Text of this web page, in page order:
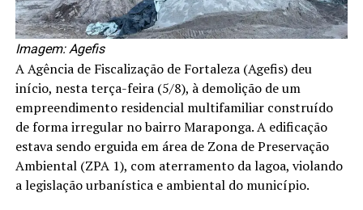
Imagem: Agefis
A Agência de Fiscalização de Fortaleza (Agefis) deu
início, nesta terça-feira (5/8), à demolição de um
empreendimento residencial multifamiliar construído
de forma irregular no bairro Maraponga. A edificação
estava sendo erguida em área de Zona de Preservação
Ambiental (ZPA 1), com aterramento da lagoa, violando
a legislação urbanística e ambiental do município.